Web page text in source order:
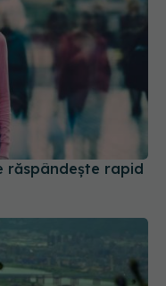
răspândește rapid